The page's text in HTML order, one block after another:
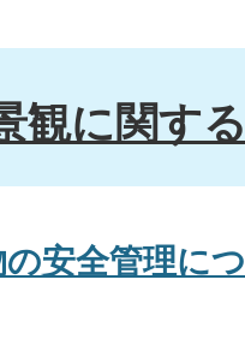
観に関す
安全管理に